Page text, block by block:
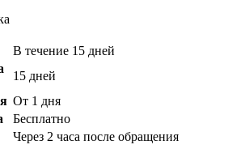
В течение 15 дней
15 дней
От 1 дня
Бесплатно
Через 2 часа после обращения